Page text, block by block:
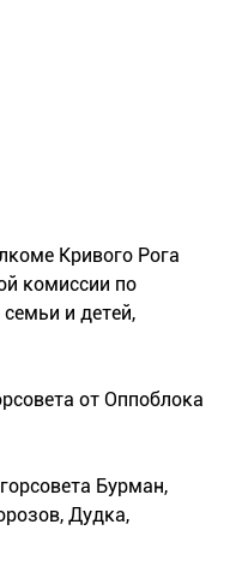
Кривого Рога
комиссии по
и детей,
от Оппоблока
Бурман,
Дудка,